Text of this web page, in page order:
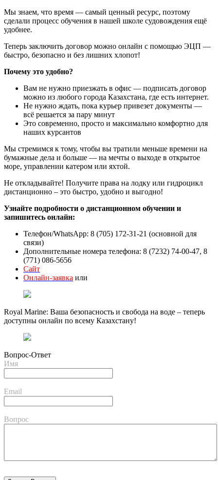
Мы знаем, что время — самый ценный ресурс, поэтому
сделали процесс обучения в нашей школе судовождения ещё
удобнее.
Теперь заключить договор можно онлайн с помощью ЭЦП —
быстро, безопасно и без лишних хлопот!
Почему это удобно?
Вам не нужно приезжать в офис — подписать договор
можно из любого города Казахстана, где есть интернет.
Не нужно ждать, пока курьер привезет документы —
всё решается за пару минут
Это современно, просто и максимально комфортно для
наших курсантов
Мы стремимся к тому, чтобы вы тратили меньше времени на
бумажные дела и больше — на мечты о выходе в открытое
море, управлении катером или яхтой.
Не откладывайте! Получите права на лодку или гидроцикл
дистанционно – это быстро, удобно и выгодно!
Узнайте подробности о дистанционном обучении и
запишитесь онлайн:
Телефон/WhatsApp: 8 (705) 172-31-21 (основной для
связи)
Дополнительные номера телефона: 8 (7232) 74-00-47, 8
(771) 086-5656
Сайт
Онлайн-заявка или
Royal Marine: Ваша безопасность и свобода на воде – теперь
доступны онлайн по всему Казахстану!
Вопрос-Ответ
Имя
Email
Вопрос